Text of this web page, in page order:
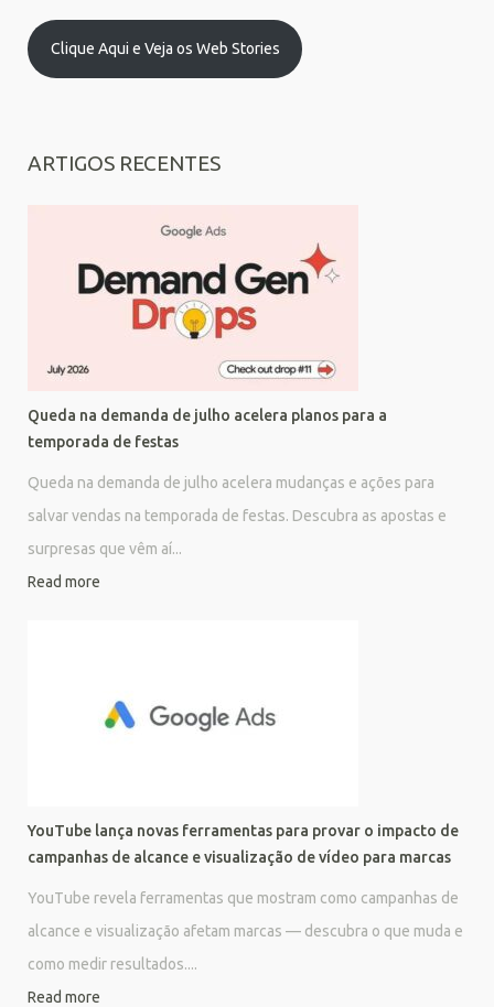
Clique Aqui e Veja os Web Stories
ARTIGOS RECENTES
Queda na demanda de julho acelera planos para a
temporada de festas
Queda na demanda de julho acelera mudanças e ações para
salvar vendas na temporada de festas. Descubra as apostas e
surpresas que vêm aí...
Read more
YouTube lança novas ferramentas para provar o impacto de
campanhas de alcance e visualização de vídeo para marcas
YouTube revela ferramentas que mostram como campanhas de
alcance e visualização afetam marcas — descubra o que muda e
como medir resultados....
Read more